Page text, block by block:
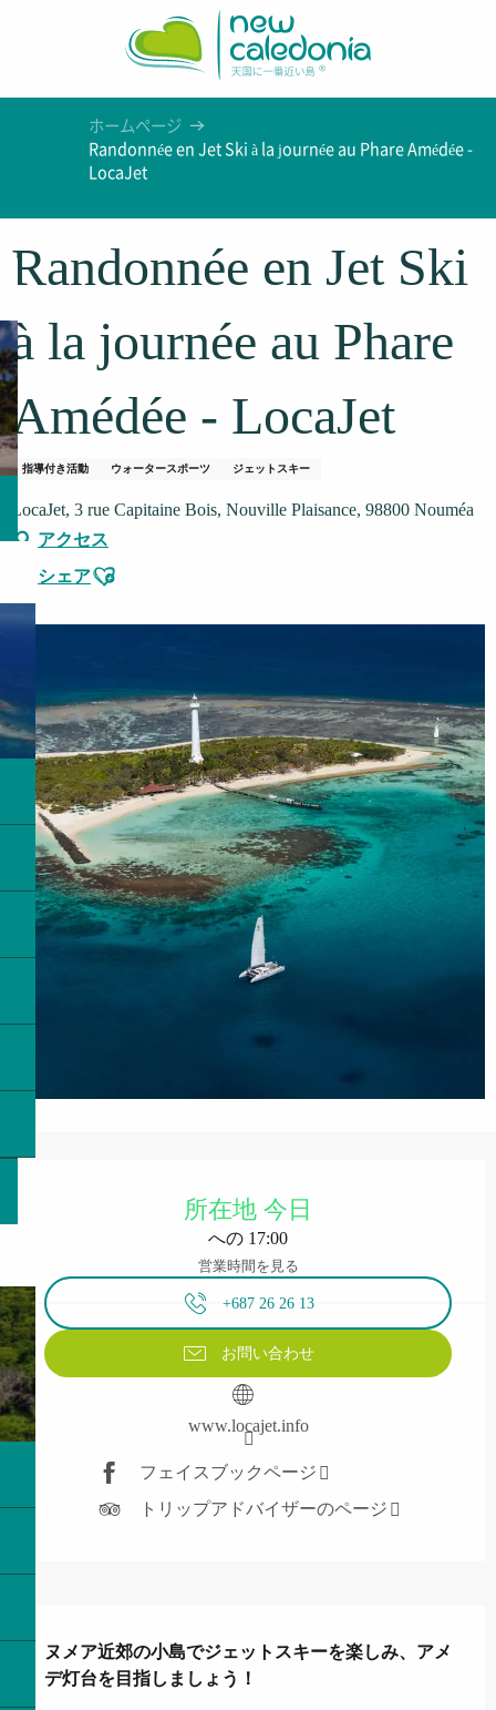
ホームページ
Randonnée en Jet Ski à la journée au Phare Amédée -
LocaJet
Randonnée en Jet Ski
à la journée au Phare
Amédée - LocaJet
指導付き活動 ウォータースポーツ ジェットスキー
LocaJet, 3 rue Capitaine Bois, Nouville Plaisance, 98800 Nouméa
アクセス
シェアAjouter aux favoris
所在地 今日
への 17:00
営業時間を見る
+687 26 26 13
お問い合わせ
www.locajet.info
フェイスブックページ
トリップアドバイザーのページ
ヌメア近郊の小島でジェットスキーを楽しみ、アメ
デ灯台を目指しましょう！